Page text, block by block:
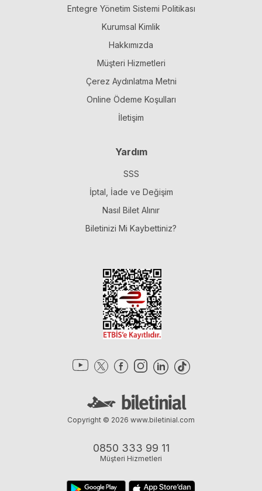
Entegre Yönetim Sistemi Politikası
Kurumsal Kimlik
Hakkımızda
Müşteri Hizmetleri
Çerez Aydınlatma Metni
Online Ödeme Koşulları
İletişim
Yardım
SSS
İptal, İade ve Değişim
Nasıl Bilet Alınır
Biletinizi Mi Kaybettiniz?
0850 333 99 11
Müşteri Hizmetleri
Copyright © 2026 www.biletinial.com